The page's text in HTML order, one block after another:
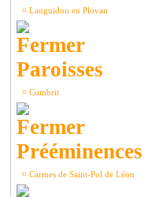
¤ Languidou en Plovan
Paroisses
¤ Combrit
Prééminences
¤ Carmes de Saint-Pol de Léon